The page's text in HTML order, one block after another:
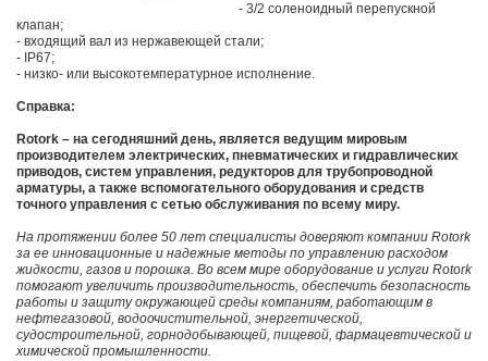
- 3/2 соленоидный перепускной
клапан;
- входящий вал из нержавеющей стали;
- IP67;
- низко- или высокотемпературное исполнение.
Справка:
Rotork – на сегодняшний день, является ведущим мировым
производителем электрических, пневматических и гидравлических
приводов, систем управления, редукторов для трубопроводной
арматуры, а также вспомогательного оборудования и средств
точного управления с сетью обслуживания по всему миру.
На протяжении более 50 лет специалисты доверяют компании Rotork
за ее инновационные и надежные методы по управлению расходом
жидкости, газов и порошка. Во всем мире оборудование и услуги Rotork
помогают увеличить производительность, обеспечить безопасность
работы и защиту окружающей среды компаниям, работающим в
нефтегазовой, водоочистительной, энергетической,
судостроительной, горнодобывающей, пищевой, фармацевтической и
химической промышленности.